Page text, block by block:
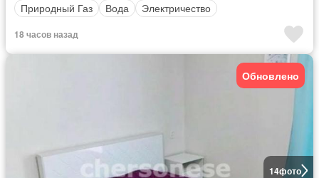
Природный Газ Вода Электричество
18 часов назад
14фото
Обновлено